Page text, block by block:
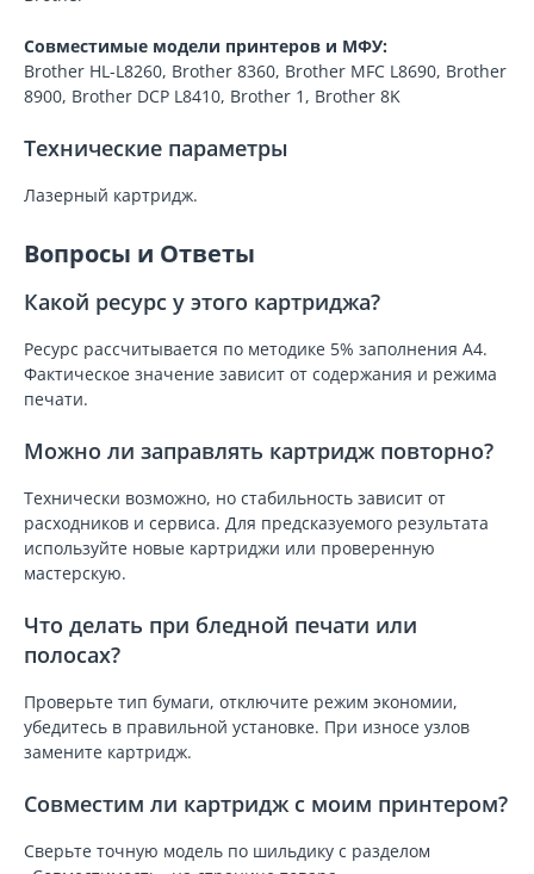
Совместимые модели принтеров и МФУ:
Brother HL-L8260, Brother 8360, Brother MFC L8690, Brother
8900, Brother DCP L8410, Brother 1, Brother 8K
Технические параметры
Лазерный картридж.
Вопросы и Ответы
Какой ресурс у этого картриджа?
Ресурс рассчитывается по методике 5% заполнения A4.
Фактическое значение зависит от содержания и режима
печати.
Можно ли заправлять картридж повторно?
Технически возможно, но стабильность зависит от
расходников и сервиса. Для предсказуемого результата
используйте новые картриджи или проверенную
мастерскую.
Что делать при бледной печати или
полосах?
Проверьте тип бумаги, отключите режим экономии,
убедитесь в правильной установке. При износе узлов
замените картридж.
Совместим ли картридж с моим принтером?
Сверьте точную модель по шильдику с разделом